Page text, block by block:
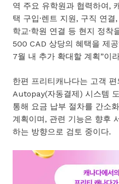
역 주요 유학원과 협력하여,
택 구입·렌트 지원, 구직 연
학교·학원 연결 등 현지 정착
500 CAD 상당의 혜택을 제
7월 내 추가 확대할 계획”이
한편 프리티캐나다는 고객
Autopay(자동결제) 시스템
통해 요금 납부 절차를 간소
계획이며, 관련 기능은 향후
하는 방향으로 검토 중이다.